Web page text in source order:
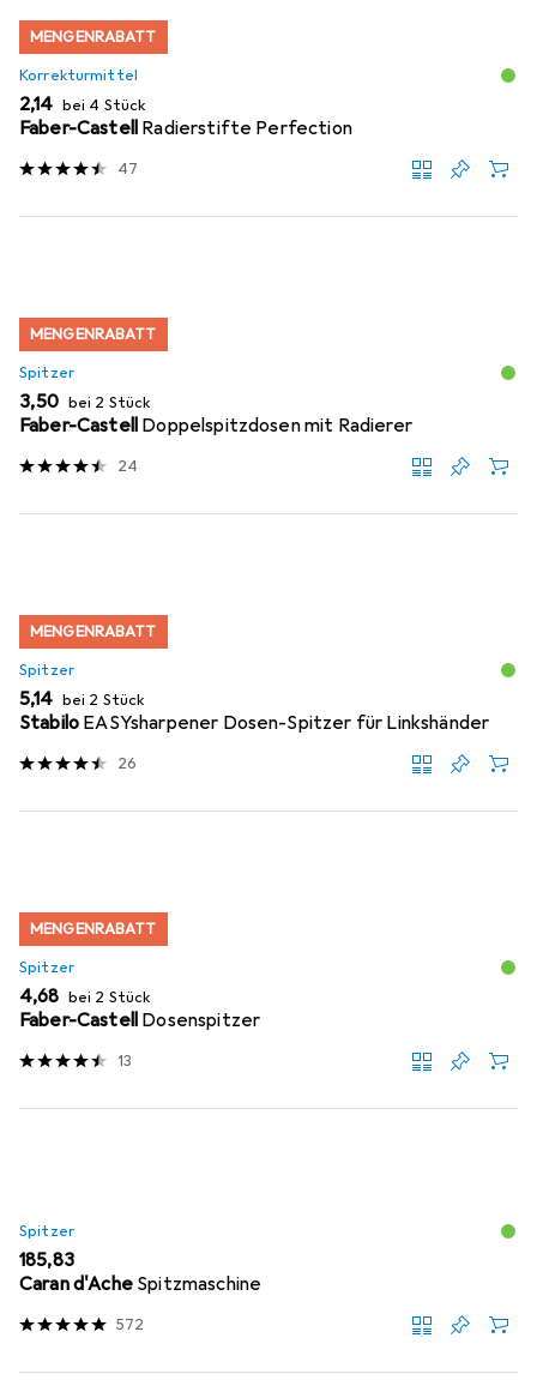
MENGENRABATT
Korrekturmittel
EUR
2,14 bei 4 Stück
Faber-Castell Radierstifte Perfection
47
MENGENRABATT
Spitzer
EUR
3,50 bei 2 Stück
Faber-Castell Doppelspitzdosen mit Radierer
24
MENGENRABATT
Spitzer
EUR
5,14 bei 2 Stück
Stabilo EASYsharpener Dosen-Spitzer für Linkshänder
26
MENGENRABATT
Spitzer
EUR
4,68 bei 2 Stück
Faber-Castell Dosenspitzer
13
Spitzer
EUR
185,83
Caran d'Ache Spitzmaschine
572